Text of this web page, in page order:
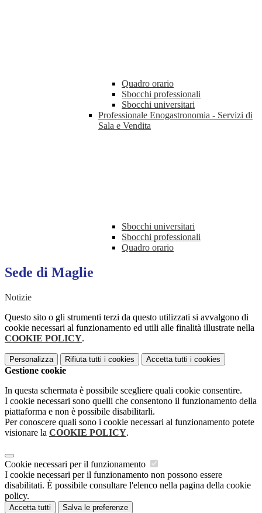
Quadro orario
Sbocchi professionali
Sbocchi universitari
Professionale Enogastronomia - Servizi di
Sala e Vendita
Sbocchi universitari
Sbocchi professionali
Quadro orario
Sede di Maglie
Notizie
Questo sito o gli strumenti terzi da questo utilizzati si avvalgono di
cookie necessari al funzionamento ed utili alle finalità illustrate nella
COOKIE POLICY.
Personalizza Rifiuta tutti i cookies Accetta tutti i cookies
Gestione cookie
In questa schermata è possibile scegliere quali cookie consentire.
I cookie necessari sono quelli che consentono il funzionamento della
piattaforma e non è possibile disabilitarli.
Per conoscere quali sono i cookie necessari al funzionamento potete
visionare la COOKIE POLICY.
Cookie necessari per il funzionamento
I cookie necessari per il funzionamento non possono essere
disabilitati. È possibile consultare l'elenco nella pagina della cookie
policy.
Accetta tutti Salva le preferenze